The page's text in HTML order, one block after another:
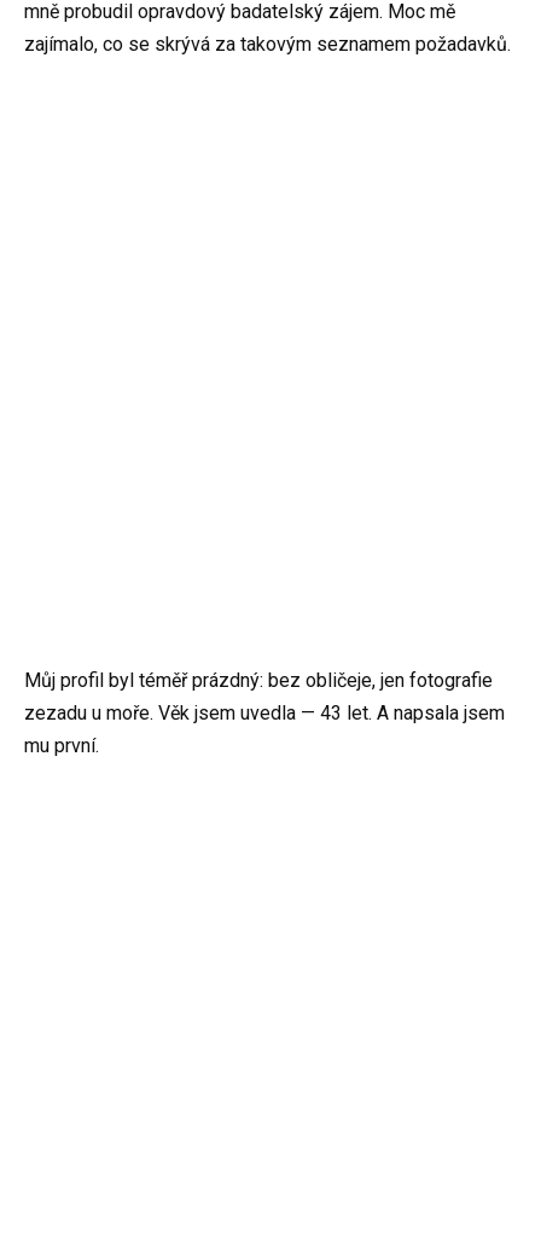
mně probudil opravdový badatelský zájem. Moc mě
zajímalo, co se skrývá za takovým seznamem požadavků.
Můj profil byl téměř prázdný: bez obličeje, jen fotografie
zezadu u moře. Věk jsem uvedla — 43 let. A napsala jsem
mu první.